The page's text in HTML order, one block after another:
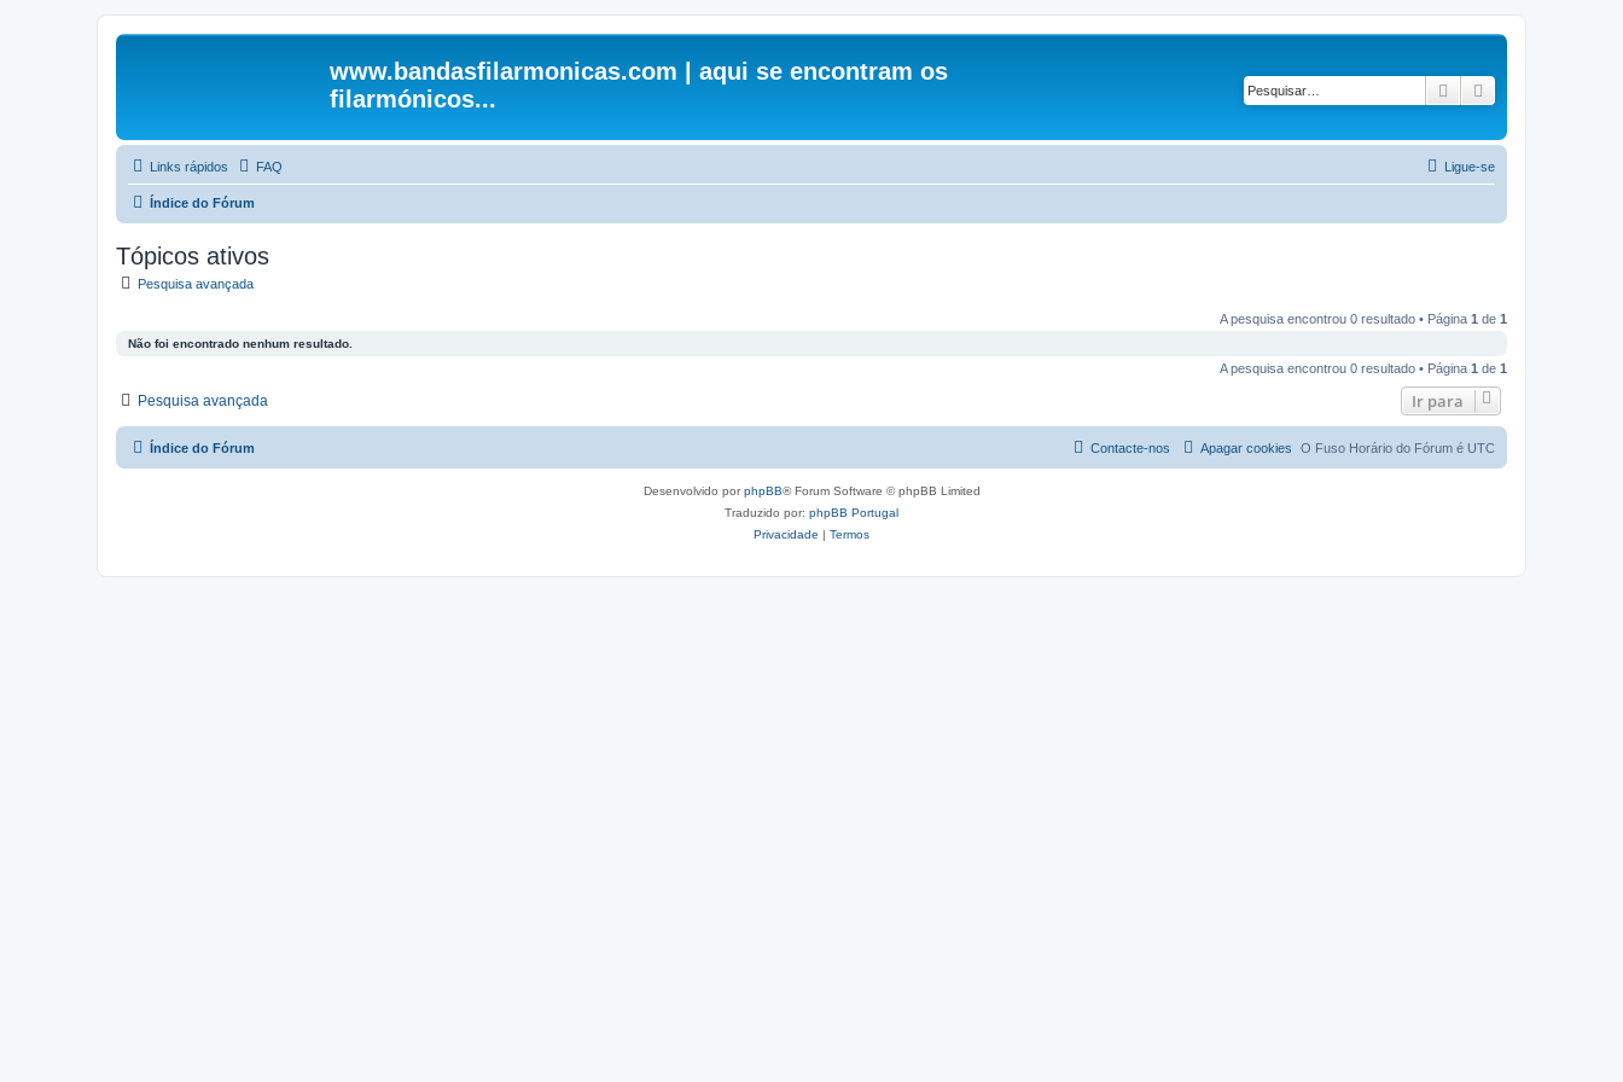
www.bandasfilarmonicas.com | aqui se encontram os
filarmónicos...
Pesquisar
Links rápidos FAQ Ligue-se
Índice do Fórum
Tópicos ativos
Pesquisa avançada
A pesquisa encontrou 0 resultado • Página 1 de 1
Não foi encontrado nenhum resultado.
A pesquisa encontrou 0 resultado • Página 1 de 1
Pesquisa avançada Ir para
Índice do Fórum O Fuso Horário do Fórum é UTC
Apagar cookies
Contacte-nos
Desenvolvido porphpBB® Forum Software © phpBB Limited
Traduzido por: phpBB Portugal
Privacidade | Termos